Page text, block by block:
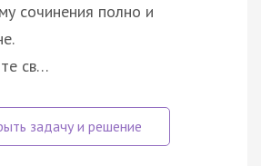
сочинения полно и
св…